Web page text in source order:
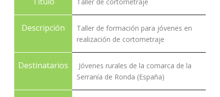
Descripción
Taller de formación para jóvenes en
realización de cortometraje
Destinatarios
Jóvenes rurales de la comarca de la
Serranía de Ronda (España)